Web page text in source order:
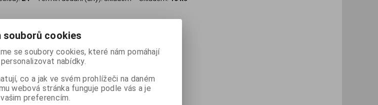
souborů cookies
se soubory cookies, které nám pomáhají
nabídky.
co a jak ve svém prohlížeči na daném
webová stránka funguje podle vás a je
preferencím.